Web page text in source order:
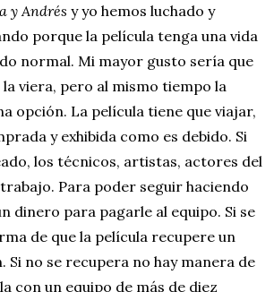
y Andrés y yo hemos luchado y
porque la película tenga una vida
normal. Mi mayor gusto sería que
la viera, pero al mismo tiempo la
opción. La película tiene que viajar,
y exhibida como es debido. Si
los técnicos, artistas, actores del
Para poder seguir haciendo
dinero para pagarle al equipo. Si se
de que la película recupere un
Si no se recupera no hay manera de
con un equipo de más de diez